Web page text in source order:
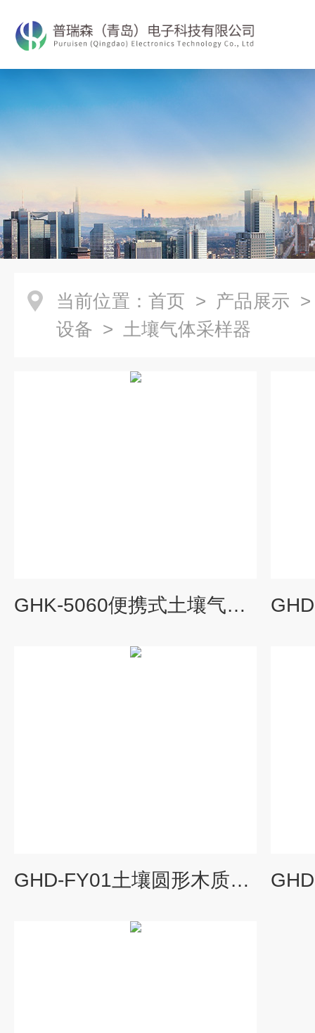
当前位置： 首页 > 产品展示
设备 > 土壤气体采样器
GHK-5060便携式土壤气体VOCs综合采样检测仪
GHD-FY01土壤圆形木质分样器